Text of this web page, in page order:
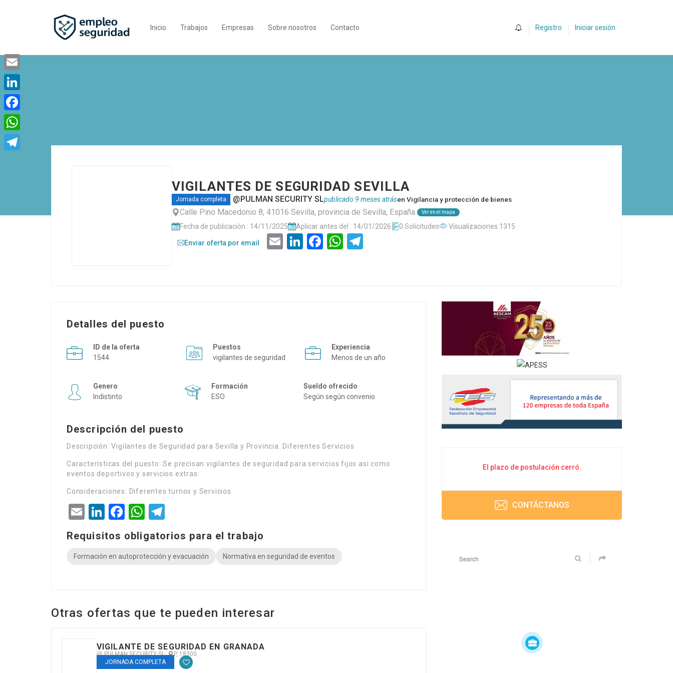
Inicio Trabajos Empresas Sobre nosotros Contacto Registro Iniciar sesión
VIGILANTES DE SEGURIDAD SEVILLA
Jornada completa @PULMAN SECURITY SLpublicado 9 meses atrásen Vigilancia y protección de bienes
Calle Pino Macedonio 8, 41016 Sevilla, provincia de Sevilla, España Ver en el mapa
Fecha de publicación : 14/11/2025 Aplicar antes del : 14/01/2026 0 Solicitudes Visualizaciones 1315
Enviar oferta por email Email LinkedInFacebookWhatsApp
Detalles del puesto
ID de la oferta
1544
Puestos
vigilantes de seguridad
Experiencia
Menos de un año
Genero
Indistinto
Formación
ESO
Sueldo ofrecido
Según según convenio
Descripción del puesto
Descripción: Vigilantes de Seguridad para Sevilla y Provincia. Diferentes Servicios
Características del puesto: Se precisan vigilantes de seguridad para servicios fijos asi como
eventos deportivos y servicios extras.
Consideraciones: Diferentes turnos y Servicios.
EmailLinkedIn
Facebook
WhatsApp
Requisitos obligatorios para el trabajo
Formación en autoprotección y evacuación Normativa en seguridad de eventos
Otras ofertas que te pueden interesar
VIGILANTE DE SEGURIDAD EN GRANADA
@ PULMAN SECURITY SL
P, 18300
JORNADA COMPLETA
El plazo de postulación cerró.
CONTÁCTANOS
Email
LinkedIn
Facebook
WhatsApp